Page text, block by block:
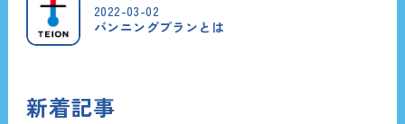
2022-03-02
バンニングプランとは
新着記事